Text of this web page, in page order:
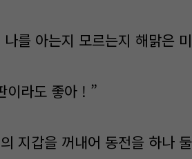
를 아는지 모르는지 해맑은
이라도 좋아 ! ”
지갑을 꺼내어 동전을 하나